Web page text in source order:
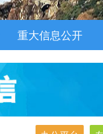
重大信息公开